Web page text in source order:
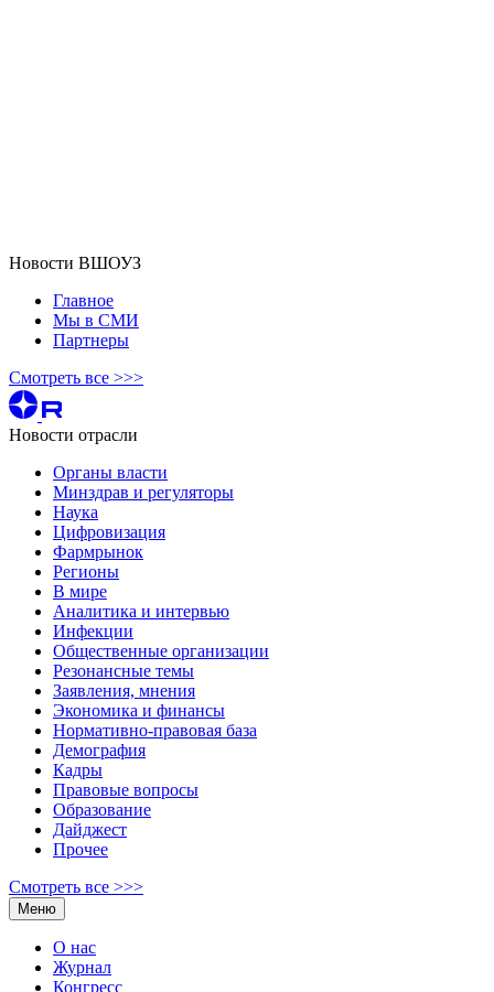
Новости ВШОУЗ
Главное
Мы в СМИ
Партнеры
Смотреть все >>>
Новости отрасли
Органы власти
Минздрав и регуляторы
Наука
Цифровизация
Фармрынок
Регионы
В мире
Аналитика и интервью
Инфекции
Общественные организации
Резонансные темы
Заявления, мнения
Экономика и финансы
Нормативно-правовая база
Демография
Кадры
Правовые вопросы
Образование
Дайджест
Прочее
Смотреть все >>>
Меню
О нас
Журнал
Конгресс